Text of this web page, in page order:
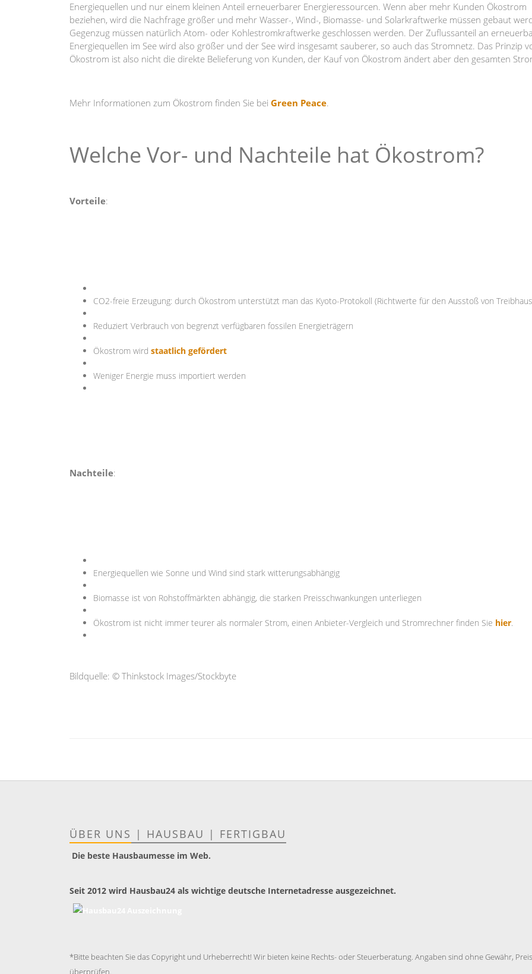
Energiequellen und nur einem kleinen Anteil erneuerbarer Energieressourcen. Wenn aber mehr Kunden Ökostrom
beziehen, wird die Nachfrage größer und mehr Wasser-, Wind-, Biomasse- und Solarkraftwerke müssen gebaut
Gegenzug müssen natürlich Atom- oder Kohlestromkraftwerke geschlossen werden. Der Zuflussanteil an
Energiequellen im See wird also größer und der See wird insgesamt sauberer, so auch das Stromnetz. Das Prinzip
Ökostrom ist also nicht die direkte Belieferung von Kunden, der Kauf von Ökostrom ändert aber den gesamten
Mehr Informationen zum Ökostrom finden Sie bei Green Peace.
Welche Vor- und Nachteile hat Ökostrom?
Vorteile:
CO2-freie Erzeugung: durch Ökostrom unterstützt man das Kyoto-Protokoll (Richtwerte für den Ausstoß von
Reduziert Verbrauch von begrenzt verfügbaren fossilen Energieträgern
Ökostrom wird staatlich gefördert
Weniger Energie muss importiert werden
Nachteile:
Energiequellen wie Sonne und Wind sind stark witterungsabhängig
Biomasse ist von Rohstoffmärkten abhängig, die starken Preisschwankungen unterliegen
Ökostrom ist nicht immer teurer als normaler Strom, einen Anbieter-Vergleich und Stromrechner finden Sie hier.
Bildquelle: © Thinkstock Images/Stockbyte
ÜBER UNS | HAUSBAU | FERTIGBAU
Die beste Hausbaumesse im Web.
Seit 2012 wird Hausbau24 als wichtige deutsche Internetadresse ausgezeichnet.
*Bitte beachten Sie das Copyright und Urheberrecht! Wir bieten keine Rechts- oder Steuerberatung. Angaben sind ohne Gewähr,
überprüfen.